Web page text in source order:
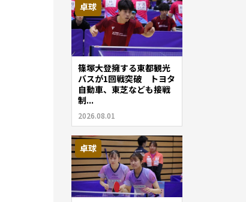
卓球
篠塚大登擁する東都観光
バスが1回戦突破 トヨタ
自動車、東芝なども接戦
制...
2026.08.01
卓球